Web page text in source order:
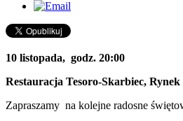
10 listopada, godz. 20:00
Restauracja Tesoro-Skarbiec, Rynek
Zapraszamy na kolejne radosne